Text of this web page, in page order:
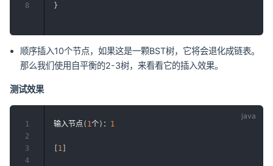
}
8
顺序插入10个节点，如果这是一颗BST树，它将会退化成链表。
那么我们使用自平衡的2-3树，来看看它的插入效果。
测试效果
输入节点( 1个) ： 1
1
1
2
3
4